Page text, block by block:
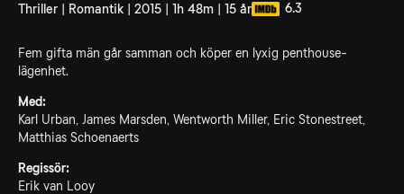
Thriller | Romantik | 2015 | 1h 48m | 15 år 6.3
Fem gifta män går samman och köper en lyxig penthouse-
lägenhet.
Med:
Karl Urban, James Marsden, Wentworth Miller, Eric Stonestreet,
Matthias Schoenaerts
Regissör:
Erik van Looy